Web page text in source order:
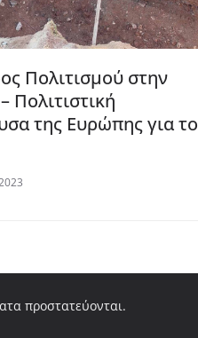
Πολιτισμού στην
Πολιτιστική
της Ευρώπης για το
προστατεύονται.